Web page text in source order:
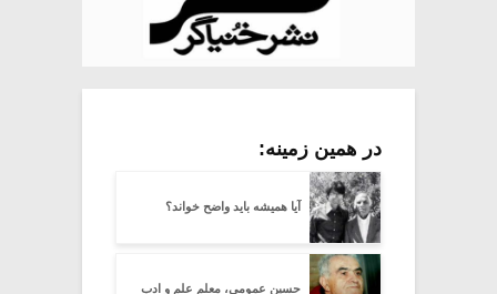
در همین زمینه:
آیا همیشه باید واضح خواند؟
حسین عمومی، معلم علم و ادب